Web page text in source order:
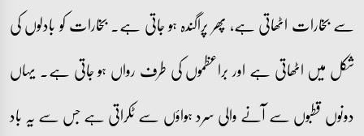
سے بخارات اٹھاتی ہے، پھر پراگندہ ہو جاتی ہے۔ بخارات کو بادلوں کی
شکل میں اٹھاتی ہے اور براعظموں کی طرف رواں ہو جاتی ہے۔ یہاں
دونوں قطبوں سے آنے والی سرد ہواؤں سے ٹکراتی ہے جس سے یہ باد